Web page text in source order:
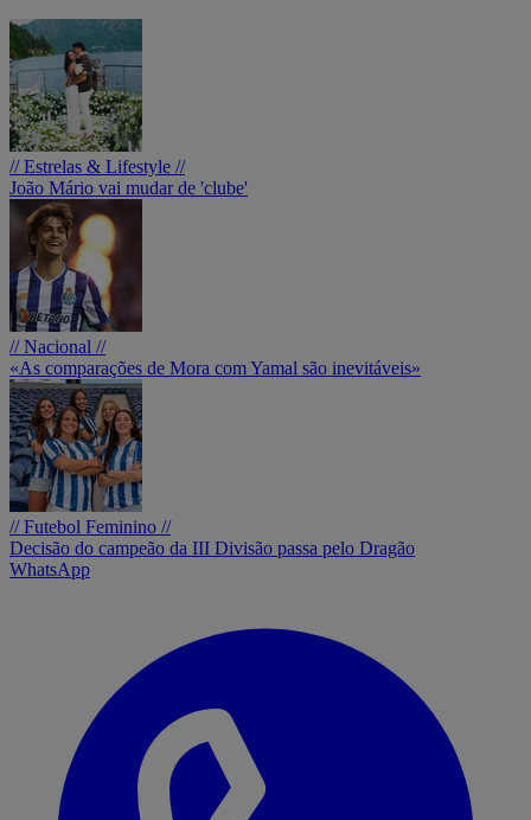
// Estrelas & Lifestyle //
João Mário vai mudar de 'clube'
// Nacional //
«As comparações de Mora com Yamal são inevitáveis»
// Futebol Feminino //
Decisão do campeão da III Divisão passa pelo Dragão
WhatsApp